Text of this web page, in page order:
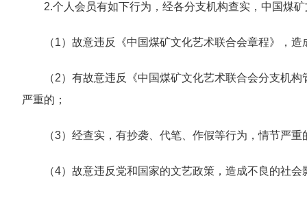
2.个人会员有如下行为，经各分支机构查实，中国煤
（1）故意违反《中国煤矿文化艺术联合会章程》，
（2）有故意违反《中国煤矿文化艺术联合会分支机
严重的；
（3）经查实，有抄袭、代笔、作假等行为，情节严重
（4）故意违反党和国家的文艺政策，造成不良的社